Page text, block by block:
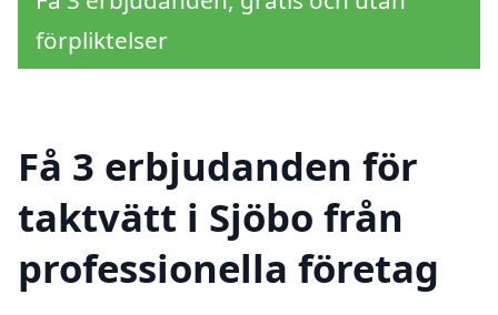
förpliktelser
Få 3 erbjudanden för
taktvätt i Sjöbo från
professionella företag